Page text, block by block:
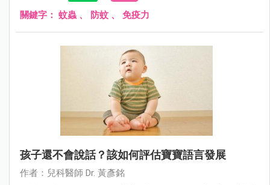
關鍵字： 蚊蟲 、 防蚊 、 免疫力
孩子還不會說話？該如何評估寶寶語言發展
作者：兒科醫師 Dr. 黃彥銘